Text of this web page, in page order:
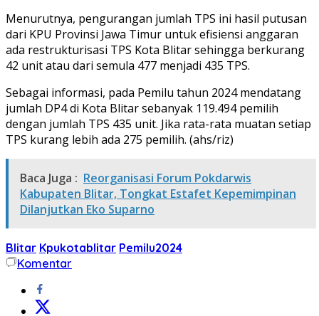
Menurutnya, pengurangan jumlah TPS ini hasil putusan
dari KPU Provinsi Jawa Timur untuk efisiensi anggaran
ada restrukturisasi TPS Kota Blitar sehingga berkurang
42 unit atau dari semula 477 menjadi 435 TPS.
Sebagai informasi, pada Pemilu tahun 2024 mendatang
jumlah DP4 di Kota Blitar sebanyak 119.494 pemilih
dengan jumlah TPS 435 unit. Jika rata-rata muatan setiap
TPS kurang lebih ada 275 pemilih. (ahs/riz)
Baca Juga : Reorganisasi Forum Pokdarwis
Kabupaten Blitar, Tongkat Estafet Kepemimpinan
Dilanjutkan Eko Suparno
Blitar Kpukotablitar Pemilu2024
Komentar